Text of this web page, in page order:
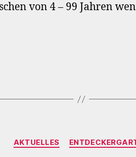
von 4 – 99 Jahren
Kategorien
AKTUELLES